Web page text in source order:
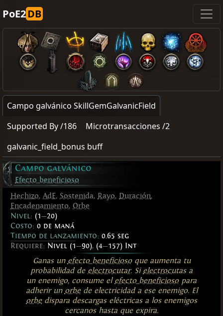
PoE2DB
Campo galvánico SkillGemGalvanicField
Supported By /186
Microtransacciones /2
galvanic_field_bonus buff
Campo galvánico
Efecto beneficioso
Hechizo, AdE, Sostenida, Rayo, Duración,
Encadenamiento, Orbe
Nivel: (1—20)
Costo: 0 de maná
Tiempo de lanzamiento: 0.65 seg
Requiere: Nivel (1—90), (4—157) Int
Ganas un efecto beneficiosoque aumenta tu
probabilidad de electrocutar. Si electrocutasa
un enemigo, consume el efecto beneficiosopara
adherir un orbede electricidad a ese enemigo. El
orbedispara descargas eléctricas a los enemigos
cercanos hasta que expira.